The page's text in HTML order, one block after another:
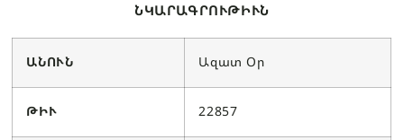
ՆԿԱՐԱԳՐՈՒԹԻՒՆ
ԱՆՈՒՆ Ազատ Օր
ԹԻՒ 22857